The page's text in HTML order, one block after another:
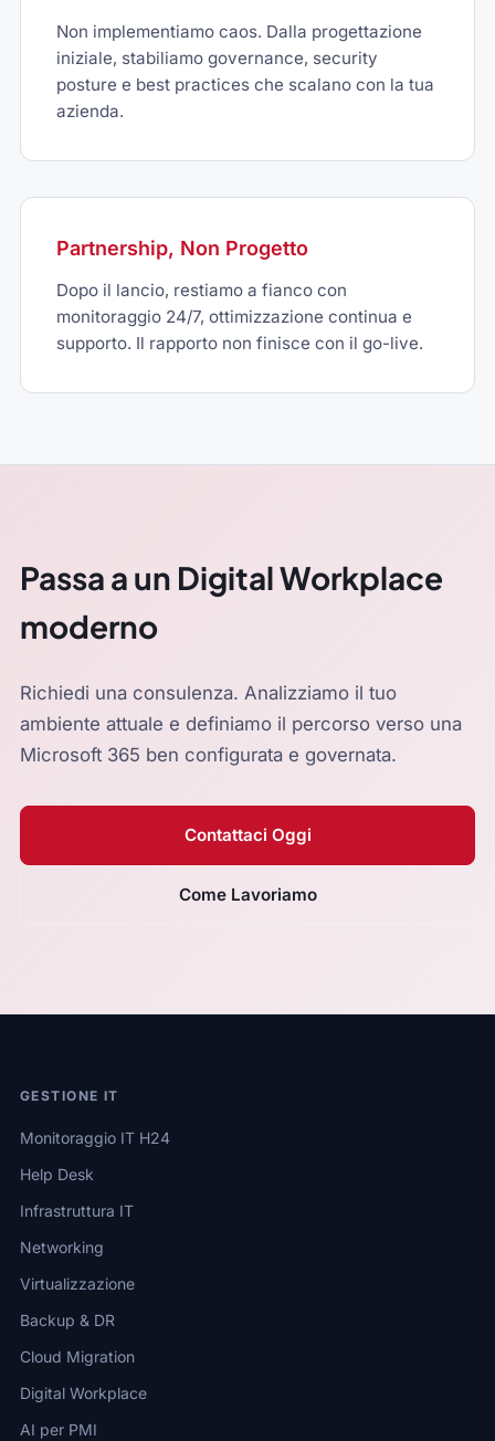
Non implementiamo caos. Dalla progettazione
iniziale, stabiliamo governance, security
posture e best practices che scalano con la tua
azienda.
Partnership, Non Progetto
Dopo il lancio, restiamo a fianco con
monitoraggio 24/7, ottimizzazione continua e
supporto. Il rapporto non finisce con il go-live.
Passa a un Digital Workplace
moderno
Richiedi una consulenza. Analizziamo il tuo
ambiente attuale e definiamo il percorso verso una
Microsoft 365 ben configurata e governata.
Contattaci Oggi
Come Lavoriamo
GESTIONE IT
Monitoraggio IT H24
Help Desk
Infrastruttura IT
Networking
Virtualizzazione
Backup & DR
Cloud Migration
Digital Workplace
AI per PMI